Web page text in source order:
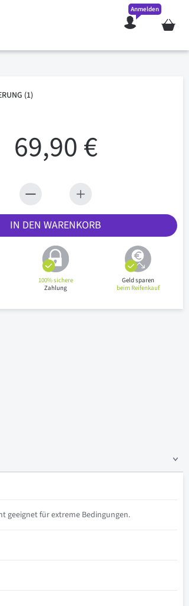
Mein
Anmelden
(1)
69,90 €
IN DEN WARENKORB
100% sichere
Zahlung
Geld sparen
beim Reifenkauf
geeignet für extreme Bedingungen.